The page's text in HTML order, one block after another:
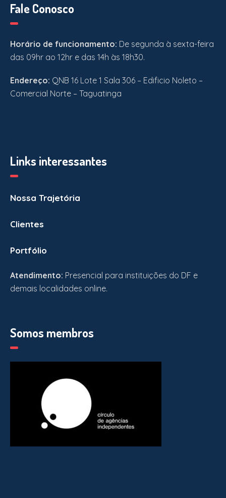
Fale Conosco
Horário de funcionamento: De segunda à sexta-feira
das 09hr ao 12hr e das 14h às 18h30.
Endereço: QNB 16 Lote 1 Sala 306 – Edificio Noleto –
Comercial Norte – Taguatinga
Links interessantes
Nossa Trajetória
Clientes
Portfólio
Atendimento: Presencial para instituições do DF e
demais localidades online.
Somos membros